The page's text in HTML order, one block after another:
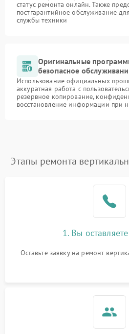
статус ремонта онлайн. Также
постгарантийное обслуживание
службы техники
Оригинальные
безопасное
Использование официальных
аккуратная работа с
резервное копирование,
восстановление информации при
Этапы ремонта
1. Вы
Оставьте заявку на ремонт